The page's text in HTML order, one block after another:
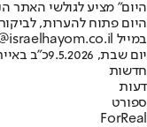
היום" מציע לגולשי האתר
היום פתוח להערות,
במייל hayom@israelhayom.co.il.
יום שבת, 9.5.2026
כ"ב
חדשות
דעות
ספורט
ForReal